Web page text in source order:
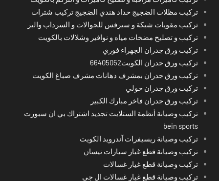
تركيب مظلات الضجيج حداد هندي الضجيج تركيب شترات
تركيب مقويات شبكة و سيرفس للجوالات و السرداب والبر
تركيب و تصليح مضخات مياه و نوافير وشلالات بالكويت
تركيب ورق جدران الجهراء فوري
تركيب ورق جدران الكويت66405052
تركيب ورق جدران بمشرف دهانات مشرف صباغ الكويت
تركيب ورق جدران حولي
تركيب ورق جدران فاخر مبارك الكبير
تركيب وصيانة أنظمة الستلايت تجديد اشتراك بي ان سبورت
bein sports
تركيب وصيانة ريسيفرات آندرويد الكويت
تركيب وصيانة قطع غيار سيارات نيسان
تركيب وصيانة قطع غيار غسالات
تركيب وصيانة قطع غيار غسالات ال جي